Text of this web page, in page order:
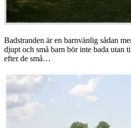
Badstranden är en barnvänlig sådan
djupt och små barn bör inte bada utan
efter de små…